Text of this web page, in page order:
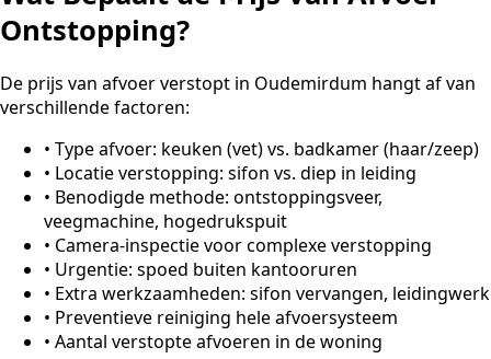
Ontstopping?
De prijs van afvoer verstopt in Oudemirdum hangt af van
verschillende factoren:
• Type afvoer: keuken (vet) vs. badkamer (haar/zeep)
• Locatie verstopping: sifon vs. diep in leiding
• Benodigde methode: ontstoppingsveer,
veegmachine, hogedrukspuit
• Camera-inspectie voor complexe verstopping
• Urgentie: spoed buiten kantooruren
• Extra werkzaamheden: sifon vervangen, leidingwerk
• Preventieve reiniging hele afvoersysteem
• Aantal verstopte afvoeren in de woning